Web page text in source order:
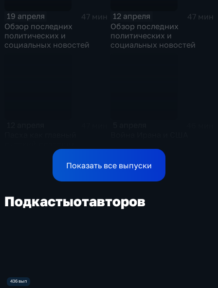
19 апреля
47 мин
Обзор последних
политических и
социальных новостей
12 апреля
47 мин
Обзор последних
политических и
социальных новостей
Показать все выпуски
Подкастыотавторов